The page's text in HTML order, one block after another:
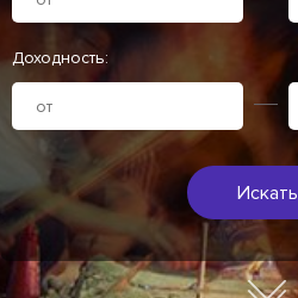
Доходность:
Искать